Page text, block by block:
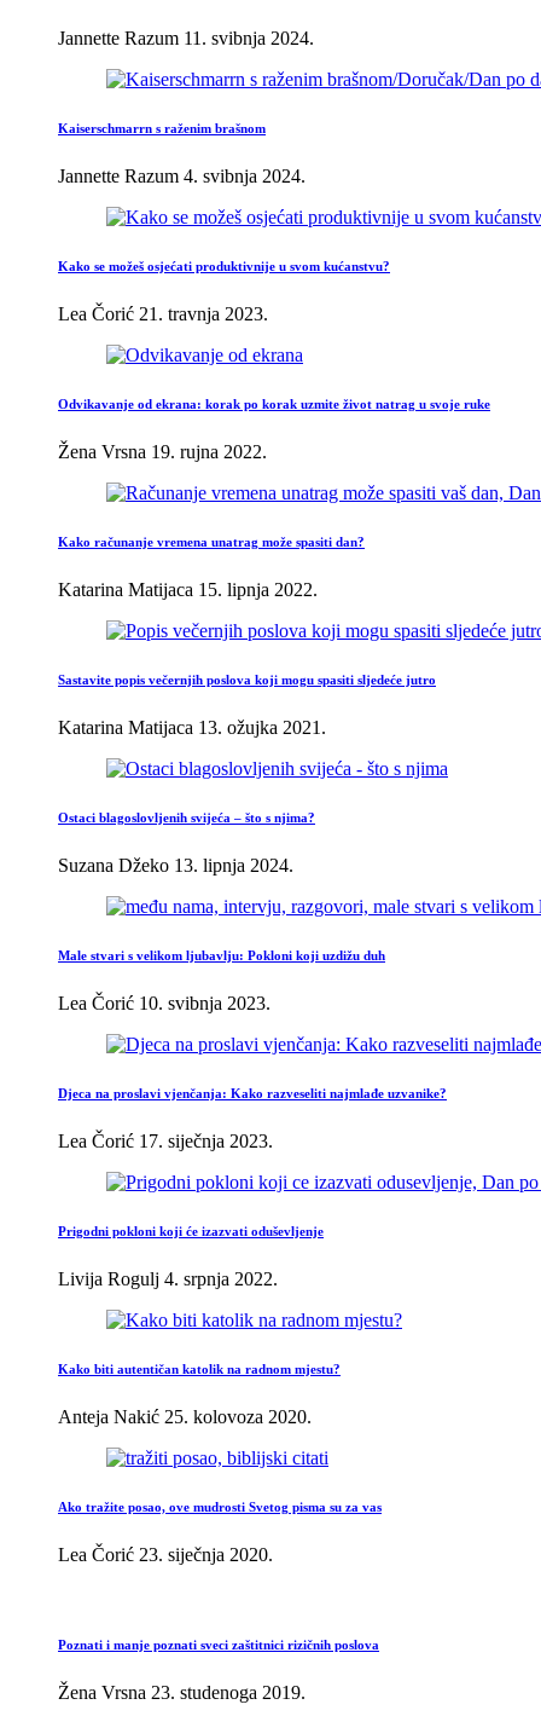
Jannette Razum 11. svibnja 2024.
Kaiserschmarrn s raženim brašnom
Jannette Razum 4. svibnja 2024.
Kako se možeš osjećati produktivnije u svom kućanstvu?
Lea Čorić 21. travnja 2023.
Odvikavanje od ekrana: korak po korak uzmite život natrag u svoje ruke
Žena Vrsna 19. rujna 2022.
Kako računanje vremena unatrag može spasiti dan?
Katarina Matijaca 15. lipnja 2022.
Sastavite popis večernjih poslova koji mogu spasiti sljedeće jutro
Katarina Matijaca 13. ožujka 2021.
Ostaci blagoslovljenih svijeća – što s njima?
Suzana Džeko 13. lipnja 2024.
Male stvari s velikom ljubavlju: Pokloni koji uzdižu duh
Lea Čorić 10. svibnja 2023.
Djeca na proslavi vjenčanja: Kako razveseliti najmlađe uzvanike?
Lea Čorić 17. siječnja 2023.
Prigodni pokloni koji će izazvati oduševljenje
Livija Rogulj 4. srpnja 2022.
Kako biti autentičan katolik na radnom mjestu?
Anteja Nakić 25. kolovoza 2020.
Ako tražite posao, ove mudrosti Svetog pisma su za vas
Lea Čorić 23. siječnja 2020.
Poznati i manje poznati sveci zaštitnici rizičnih poslova
Žena Vrsna 23. studenoga 2019.